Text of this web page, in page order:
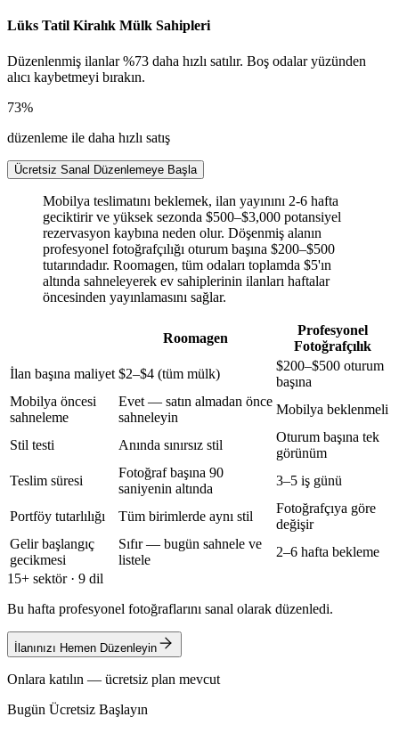
Lüks Tatil Kiralık Mülk Sahipleri
Düzenlenmiş ilanlar %73 daha hızlı satılır. Boş odalar yüzünden
alıcı kaybetmeyi bırakın.
73%
düzenleme ile daha hızlı satış
Ücretsiz Sanal Düzenlemeye Başla
Mobilya teslimatını beklemek, ilan yayınını 2-6 hafta
geciktirir ve yüksek sezonda $500–$3,000 potansiyel
rezervasyon kaybına neden olur. Döşenmiş alanın
profesyonel fotoğrafçılığı oturum başına $200–$500
tutarındadır. Roomagen, tüm odaları toplamda $5'ın
altında sahneleyerek ev sahiplerinin ilanları haftalar
öncesinden yayınlamasını sağlar.
Roomagen
Profesyonel
Fotoğrafçılık
İlan başına maliyet $2–$4 (tüm mülk)
$200–$500 oturum
başına
Mobilya öncesi
sahneleme
Evet — satın almadan önce
sahneleyin
Mobilya beklenmeli
Stil testi Anında sınırsız stil
Oturum başına tek
görünüm
Teslim süresi
Fotoğraf başına 90
saniyenin altında
3–5 iş günü
Portföy tutarlılığı Tüm birimlerde aynı stil
Fotoğrafçıya göre
değişir
Gelir başlangıç
gecikmesi
Sıfır — bugün sahnele ve
listele
2–6 hafta bekleme
15+ sektör · 9 dil
Bu hafta profesyonel fotoğraflarını sanal olarak düzenledi.
İlanınızı Hemen Düzenleyin
Onlara katılın — ücretsiz plan mevcut
Bugün Ücretsiz Başlayın